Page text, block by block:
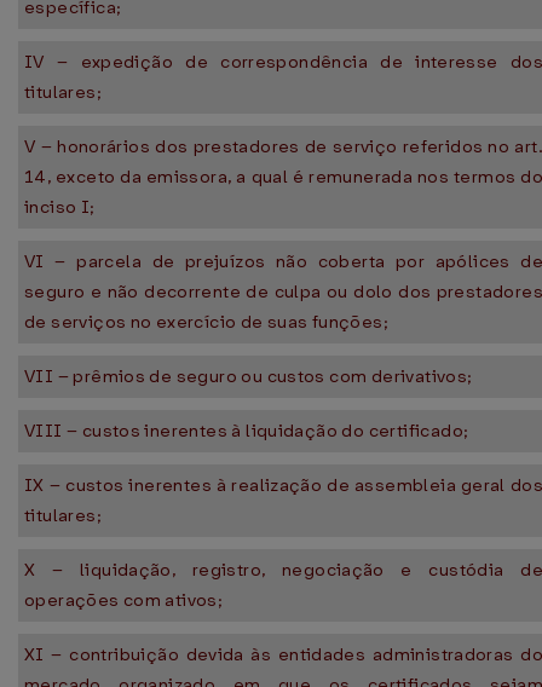
específica;
IV – expedição de correspondência de interesse dos
titulares;
V – honorários dos prestadores de serviço referidos no art.
14, exceto da emissora, a qual é remunerada nos termos do
inciso I;
VI – parcela de prejuízos não coberta por apólices de
seguro e não decorrente de culpa ou dolo dos prestadores
de serviços no exercício de suas funções;
VII – prêmios de seguro ou custos com derivativos;
VIII – custos inerentes à liquidação do certificado;
IX – custos inerentes à realização de assembleia geral dos
titulares;
X – liquidação, registro, negociação e custódia de
operações com ativos;
XI – contribuição devida às entidades administradoras do